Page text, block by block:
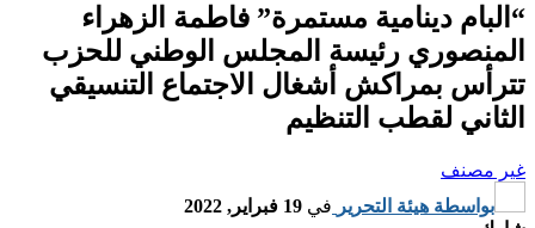
“البام دينامية مستمرة” فاطمة الزهراء
المنصوري رئيسة المجلس الوطني للحزب
تترأس بمراكش أشغال الاجتماع التنسيقي
الثاني لقطب التنظيم
غير مصنف
بواسطة هيئة التحرير في 19 فبراير, 2022